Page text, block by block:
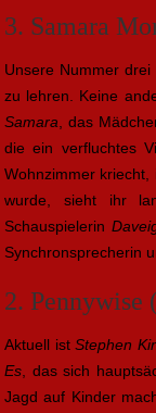
3. Samara
Unsere Nummer
zu lehren. Keine
Samara , das
die ein verfluchtes
Wohnzimmer kriecht,
wurde, sieht ihr
Schauspielerin
Synchronsprecherin
2. Pennywise
Aktuell istStephen
Es , das sich
Jagd auf Kinder